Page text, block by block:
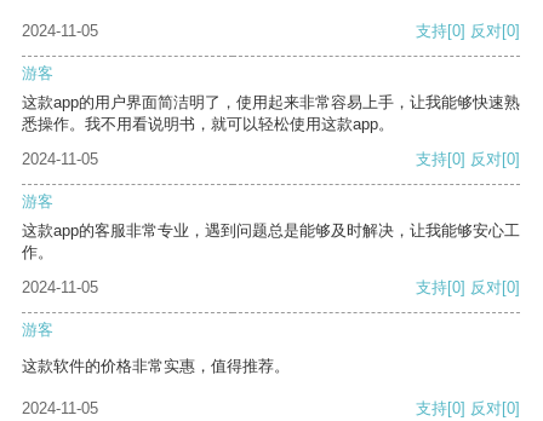
2024-11-05 支持[0] 反对[0]
游客
这款app的用户界面简洁明了，使用起来非常容易上手，让我能够快速熟
悉操作。我不用看说明书，就可以轻松使用这款app。
2024-11-05
支持[0] 反对[0]
游客
这款app的客服非常专业，遇到问题总是能够及时解决，让我能够安心工
作。
2024-11-05
支持[0] 反对[0]
游客
这款软件的价格非常实惠，值得推荐。
2024-11-05 支持[0] 反对[0]